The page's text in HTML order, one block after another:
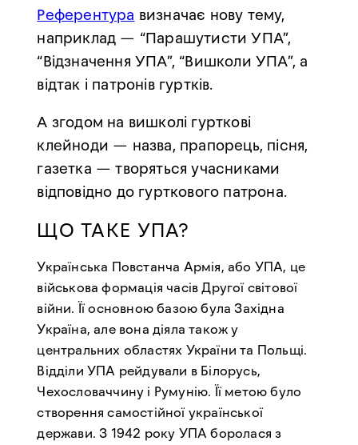
Референтура визначає нову тему,
наприклад — “Парашутисти УПА”,
“Відзначення УПА”, “Вишколи УПА”, а
відтак і патронів гуртків.
А згодом на вишколі гурткові
клейноди — назва, прапорець, пісня,
газетка — творяться учасниками
відповідно до гурткового патрона.
ЩО ТАКЕ УПА?
Українська Повстанча Армія, або УПА, це
військова формація часів Другої світової
війни. Її основною базою була Західна
Україна, але вона діяла також у
центральних областях України та Польщі.
Відділи УПА рейдували в Білорусь,
Чехословаччину і Румунію. Її метою було
створення самостійної української
держави. З 1942 року УПА боролася з